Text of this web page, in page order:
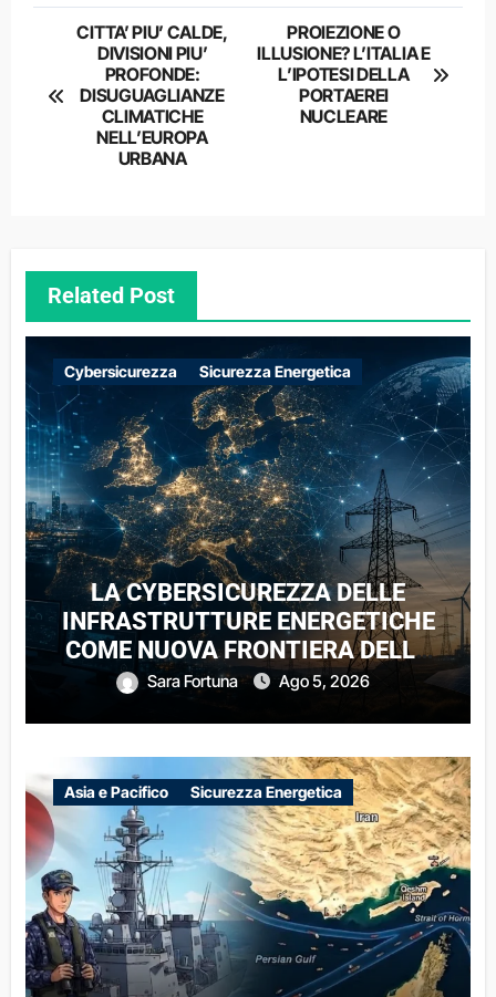
Navigazione
articoli
CITTA’ PIU’ CALDE,
DIVISIONI PIU’
PROFONDE:
DISUGUAGLIANZE
CLIMATICHE
NELL’EUROPA
URBANA
PROIEZIONE O
ILLUSIONE? L’ITALIA E
L’IPOTESI DELLA
PORTAEREI
NUCLEARE
Related Post
Cybersicurezza Sicurezza Energetica
LA CYBERSICUREZZA DELLE
INFRASTRUTTURE ENERGETICHE
COME NUOVA FRONTIERA DELLA
COMPETIZIONE GEOPOLITICA: IL
GUERRA IBRIDA
Sara Fortuna Ago 5, 2026
Asia e Pacifico Sicurezza Energetica